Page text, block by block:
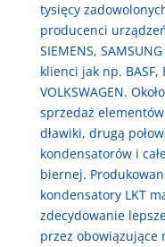
tysięcy
producenci
SIEMENS,
klienci jak np. BASF,
VOLKSWAGEN.
sprzedaż
dławiki, drugą
kondensatorów i
biernej.
kondensatory LKT
zdecydowanie
przez obowiązujące